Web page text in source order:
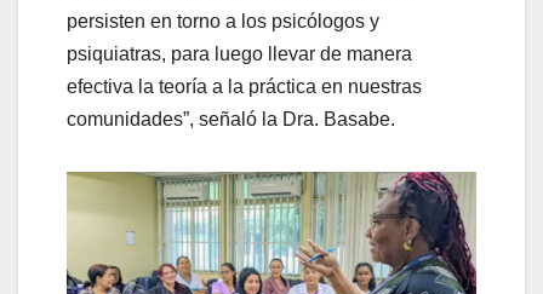
persisten en torno a los psicólogos y
psiquiatras, para luego llevar de manera
efectiva la teoría a la práctica en nuestras
comunidades”, señaló la Dra. Basabe.